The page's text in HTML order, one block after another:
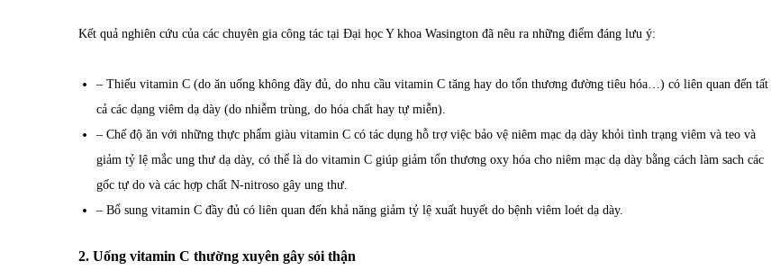
Kết quả nghiên cứu của các chuyên gia công tác tại Đại học Y khoa Wasington đã nêu ra những điểm đáng lưu ý:
– Thiếu vitamin C (do ăn uống không đầy đủ, do nhu cầu vitamin C tăng hay do tổn thương đường tiêu hóa…) có liên quan đến tất
cả các dạng viêm dạ dày (do nhiễm trùng, do hóa chất hay tự miễn).
– Chế độ ăn với những thực phẩm giàu vitamin C có tác dụng hỗ trợ việc bảo vệ niêm mạc dạ dày khỏi tình trạng viêm và teo và
giảm tỷ lệ mắc ung thư dạ dày, có thể là do vitamin C giúp giảm tổn thương oxy hóa cho niêm mạc dạ dày bằng cách làm sach các
gốc tự do và các hợp chất N-nitroso gây ung thư.
– Bổ sung vitamin C đầy đủ có liên quan đến khả năng giảm tỷ lệ xuất huyết do bệnh viêm loét dạ dày.
2. Uống vitamin C thường xuyên gây sỏi thận